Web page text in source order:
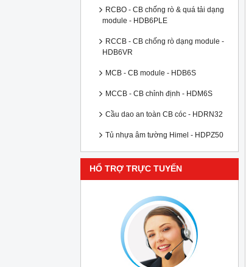
RCBO - CB chống rò & quá tải dạng
module - HDB6PLE
RCCB - CB chống rò dạng module -
HDB6VR
MCB - CB module - HDB6S
MCCB - CB chỉnh định - HDM6S
Cầu dao an toàn CB cóc - HDRN32
Tủ nhựa âm tường Himel - HDPZ50
HỔ TRỢ TRỰC TUYẾN